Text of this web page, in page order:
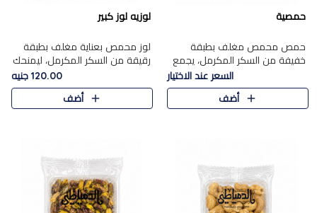
حمصية
حمص محمص مغلف بطبقة
خفيفة من السكر المكرمل، يجمع
بين القرمشة المميزة والطعم
الشرقي الأصيل في واحدة من أشهر
حلويات الموسم.
السعر عند الاختيار
أضف
لوزيه لوز كبير
لوز محمص بعناية مغلف بطبقة
رقيقة من السكر المكرمل، ليمنحك
قرمشة راقية ونكهة غنية تبرز
فخامة اللوز في كل قطعة.
120.00 جنيه
أضف